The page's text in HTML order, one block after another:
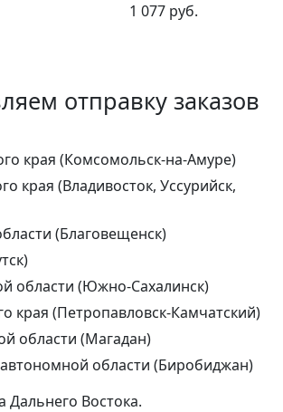
1 077 руб.
отправку заказов
края (Комсомольск-на-Амуре)
края (Владивосток, Уссурийск,
(Благовещенск)
области (Южно-Сахалинск)
края (Петропавловск-Камчатский)
области (Магадан)
области (Биробиджан)
Дальнего Востока.